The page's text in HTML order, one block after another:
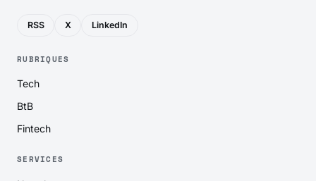
RSS X LinkedIn
RUBRIQUES
Tech
BtB
Fintech
SERVICES